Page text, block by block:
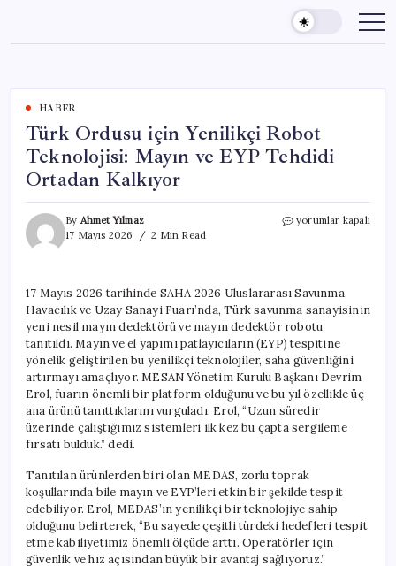
content
HABER
Türk Ordusu için Yenilikçi Robot
Teknolojisi: Mayın ve EYP Tehdidi
Ortadan Kalkıyor
By Ahmet Yılmaz
17 Mayıs 2026
2 Min Read
Türk
Teknolojisi:
Mayın
ve
EYP
Tehdidi
Ortadan
Kalkıyor
için
yorumlar kapalı
17 Mayıs 2026 tarihinde SAHA 2026 Uluslararası Savunma,
Havacılık ve Uzay Sanayi Fuarı’nda, Türk savunma sanayisinin
yeni nesil mayın dedektörü ve mayın dedektör robotu
tanıtıldı. Mayın ve el yapımı patlayıcıların (EYP) tespitine
yönelik geliştirilen bu yenilikçi teknolojiler, saha güvenliğini
artırmayı amaçlıyor. MESAN Yönetim Kurulu Başkanı Devrim
Erol, fuarın önemli bir platform olduğunu ve bu yıl özellikle üç
ana ürünü tanıttıklarını vurguladı. Erol, “Uzun süredir
üzerinde çalıştığımız sistemleri ilk kez bu çapta sergileme
fırsatı bulduk.” dedi.
Tanıtılan ürünlerden biri olan MEDAS, zorlu toprak
koşullarında bile mayın ve EYP’leri etkin bir şekilde tespit
edebiliyor. Erol, MEDAS’ın yenilikçi bir teknolojiye sahip
olduğunu belirterek, “Bu sayede çeşitli türdeki hedefleri tespit
etme kabiliyetimiz önemli ölçüde arttı. Operatörler için
güvenlik ve hız açısından büyük bir avantaj sağlıyoruz.”